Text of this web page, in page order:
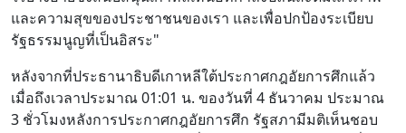
และความสุขของประชาชนของเรา และเพื่อปกป้องระเบียบ
รัฐธรรมนูญที่เป็นอิสระ"
หลังจากที่ประธานาธิบดีเกาหลีใต้ประกาศกฎอัยการศึกแล้ว
เมื่อถึงเวลาประมาณ 01:01 น. ของวันที่ 4 ธันวาคม ประมาณ
3 ชั่วโมงหลังการประกาศกฎอัยการศึก รัฐสภามีมติเห็นชอบ